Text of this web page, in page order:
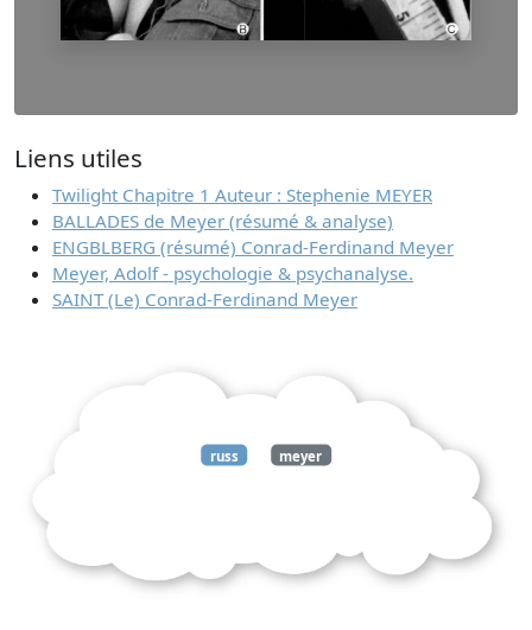
Liens utiles
Twilight Chapitre 1 Auteur : Stephenie MEYER
BALLADES de Meyer (résumé & analyse)
ENGBLBERG (résumé) Conrad-Ferdinand Meyer
Meyer, Adolf - psychologie & psychanalyse.
SAINT (Le) Conrad-Ferdinand Meyer
russ meyer